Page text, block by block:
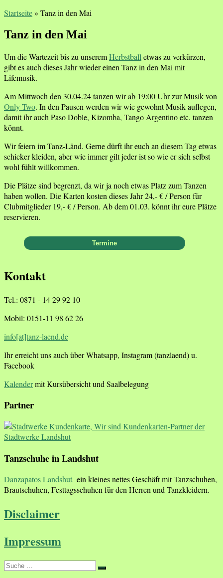
Startseite» Tanz in den Mai
Tanz in den Mai
Um die Wartezeit bis zu unseremHerbstball etwas zu verkürzen,
gibt es auch dieses Jahr wieder einen Tanz in den Mai mit
Lifemusik.
Am Mittwoch den 30.04.24 tanzen wir ab 19:00 Uhr zur Musik von
Only Two. In den Pausen werden wir wie gewohnt Musik auflegen,
damit ihr auch Paso Doble, Kizomba, Tango Argentino etc. tanzen
könnt.
Wir feiern im Tanz-Länd. Gerne dürft ihr euch an diesem Tag etwas
schicker kleiden, aber wie immer gilt jeder ist so wie er sich selbst
wohl fühlt willkommen.
Die Plätze sind begrenzt, da wir ja noch etwas Platz zum Tanzen
haben wollen. Die Karten kosten dieses Jahr 24,- € / Person für
Clubmitglieder 19,- € / Person. Ab dem 01.03. könnt ihr eure Plätze
reservieren.
Kontakt
Tel.: 0871 - 14 29 92 10
Mobil: 0151-11 98 62 26
info[at]tanz-laend.de
Ihr erreicht uns auch über Whatsapp, Instagram (tanzlaend) u.
Facebook
Kalendermit Kursübersicht und Saalbelegung
Partner
Tanzschuhe in Landshut
Danzapatos Landshut ein kleines nettes Geschäft mit Tanzschuhen,
Brautschuhen, Festtagsschuhen für den Herren und Tanzkleidern.
Disclaimer
Impressum
Suche
Suche